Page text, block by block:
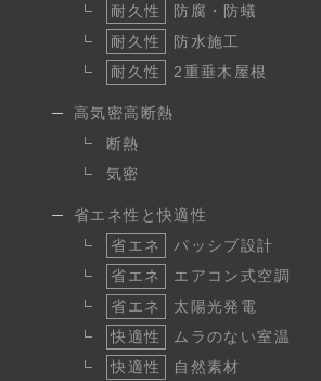
耐久性
防腐・防蟻
耐久性
防水施工
耐久性
2重垂木屋根
高気密高断熱
断熱
気密
省エネ性と快適性
省エネ
パッシブ設計
省エネ
エアコン式空調
省エネ
太陽光発電
快適性
ムラのない室温
快適性
自然素材